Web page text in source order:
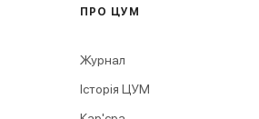
ПРО ЦУМ
Журнал
Історія ЦУМ